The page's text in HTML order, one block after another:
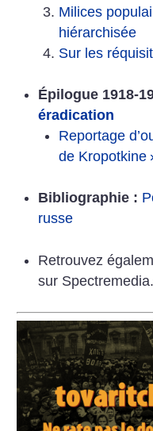
Milices
hiérarchisée
Sur les
Épilogue 1918-
éradication
Reportage
de Kropotkine
Bibliographie :
russe
Retrouvez
sur